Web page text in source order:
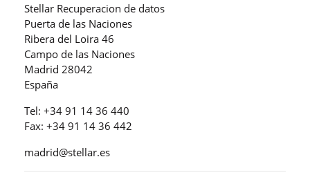
Stellar Recuperacion de datos
Puerta de las Naciones
Ribera del Loira 46
Campo de las Naciones
Madrid 28042
España
Tel: +34 91 14 36 440
Fax: +34 91 14 36 442
madrid@stellar.es